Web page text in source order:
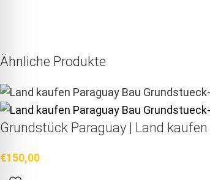
Ähnliche Produkte
Grundstück Paraguay | Land kaufen
€150,00